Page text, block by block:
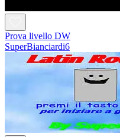
Prova livello DW
SuperBianciardi6